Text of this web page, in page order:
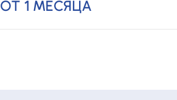
ОТ 1 МЕСЯЦА